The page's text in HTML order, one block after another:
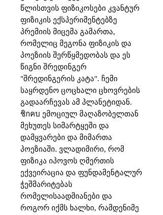
წლისთვის ფიზიკოსები კვანტურ
ფიზიკის ექსპერიმენტებზე
პრემიის მიცემა გამართა,
რომელიც მეგონა ფიზიკის და
პოეზიის შერწყმედობას და ეს
წიგნი შრედინგერ
"შრედინგერის კატა". ჩემი
საყრდენო ცოცხალი ცხოვრების
გადაარჩევას ამ პლანეტიდან.
ชิกคบ ემოციულ მაღაზობელთან
მეხუთეს სიმარტყეში და
დამყვარები და მიმართა
პოეზიაში. ვლადიმირი, რომ
ფიზიკა იპოვოს ღმერთის
ექვეირაცია და ფუნდამენტალურ
ჭეშმარიტებას
რომელისაადმიანები და
როგორ იქმს ხალხი, რამდენიმე